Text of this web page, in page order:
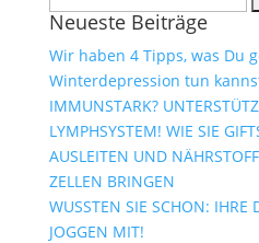
nach:
Neueste Beiträge
Wir haben 4 Tipps, was Du
Winterdepression tun
IMMUNSTARK?
LYMPHSYSTEM! WIE SIE
AUSLEITEN UND
ZELLEN BRINGEN
WUSSTEN SIE SCHON: IHRE
JOGGEN MIT!